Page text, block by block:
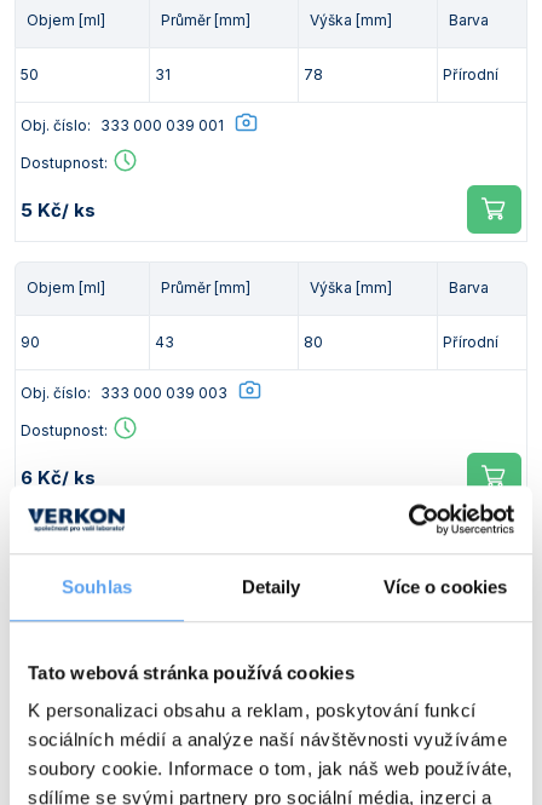
Souhlas Detaily Více o cookies
Tato webová stránka používá cookies
K personalizaci obsahu a reklam, poskytování funkcí
sociálních médií a analýze naší návštěvnosti využíváme
soubory cookie. Informace o tom, jak náš web používáte,
sdílíme se svými partnery pro sociální média, inzerci a
Objem [ml] Průměr [mm] Výška [mm] Barva
50 31 78 Přírodní
Obj. číslo: 333 000 039 001
Dostupnost:
5 Kč/ ks
Objem [ml] Průměr [mm] Výška [mm] Barva
90 43 80 Přírodní
Obj. číslo: 333 000 039 003
Dostupnost:
6 Kč/ ks
Objem [ml] Průměr [mm] Výška [mm] Barva
6 Kč/ ks